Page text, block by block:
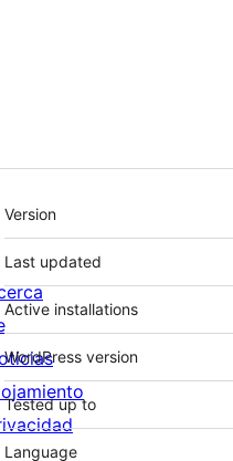
Meta
Version
Last updated
Active installations
WordPress version
Tested up to
Language